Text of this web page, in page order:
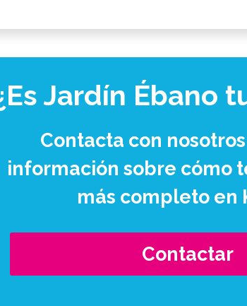
Jardín Ébano
Contacta con
información sobre cómo
más completo en
Contactar